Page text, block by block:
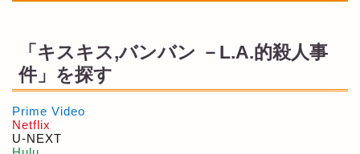
「キスキス,バンバン －L.A.的殺人事
件」を探す
Prime Video
Netflix
U-NEXT